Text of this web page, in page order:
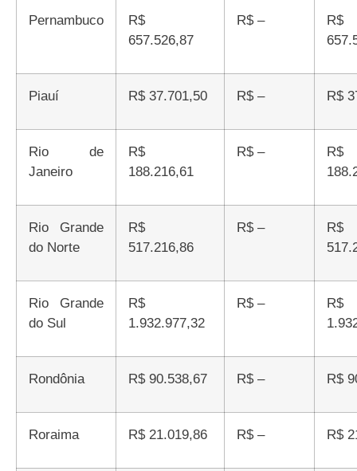
Pernambuco
R$
657.526,87
R$ –
R$
Piauí R$ 37.701,50 R$ – R$
Rio de
Janeiro
R$
188.216,61
R$ –
R$
Rio Grande
do Norte
R$
517.216,86
R$ –
R$
Rio Grande
do Sul
R$
1.932.977,32
R$ –
R$
Rondônia R$ 90.538,67 R$ – R$
Roraima R$ 21.019,86 R$ – R$